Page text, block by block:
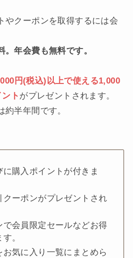
やクーポンを取得するには会
年会費も無料です。
円(税込)以上で使える1,000
ト がプレゼントされます。
約半年間です。
購入ポイントが付きま
クーポンがプレゼントされ
で会員限定セールなどお得
。
お気に入り一覧にまとめら